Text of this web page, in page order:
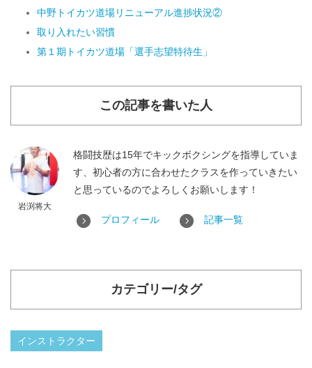
中野トイカツ道場リニューアル進捗状況②
取り入れたい習慣
第１期トイカツ道場「選手志望特待生」
この記事を書いた人
岩渕将大
格闘技歴は15年でキックボクシングを指導していま
す、初心者の方に合わせたクラスを作っていきたい
と思っているのでよろしくお願いします！
プロフィール 記事一覧
カテゴリー/タグ
インストラクター